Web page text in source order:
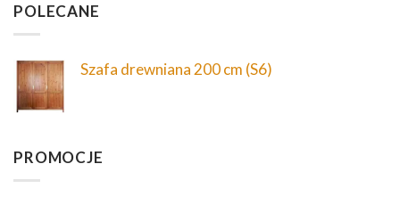
POLECANE
Szafa drewniana 200 cm (S6)
PROMOCJE